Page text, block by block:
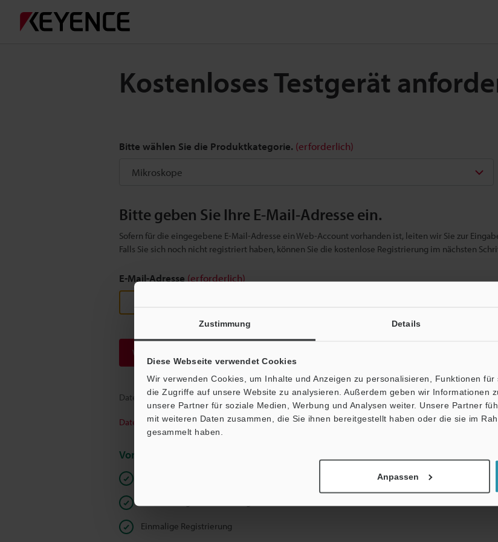
Zustimmung Details
Diese Webseite verwendet Cookies
Wir verwenden Cookies, um Inhalte und Anzeigen zu personalisieren, Funktionen
die Zugriffe auf unsere Website zu analysieren. Außerdem geben wir Informationen
unsere Partner für soziale Medien, Werbung und Analysen weiter. Unsere Partner
mit weiteren Daten zusammen, die Sie ihnen bereitgestellt haben oder die sie im
gesammelt haben.
Anpassen
Kostenloses Testgerät
Bitte wählen Sie die Produktkategorie. (erforderlich)
Bitte geben Sie Ihre E-Mail-Adresse ein.
Sofern für die eingegebene E-Mail-Adresse ein Web-Account vorhanden ist, leiten wir Sie zur
Falls Sie sich noch nicht registriert haben, können Sie die kostenlose Registrierung im nächsten
E-Mail-Adresse (erforderlich)
Weiter
Datenschutz ist uns wichtig - Ihre Daten werden niemals weitergegeben.
Datenschutz
Vorteile für registrierte Mitglieder
Unbeschränkter Zugriff auf unsere Online Dokumenten-Bibliothek
Einmalige Registrierung